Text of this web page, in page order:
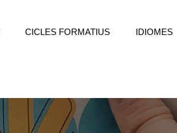
CICLES FORMATIUS IDIOMES